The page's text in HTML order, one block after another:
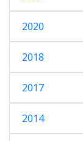
2020
2018
2017
2014